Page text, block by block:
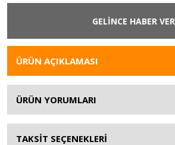
GELİNCE HABER VER
ÜRÜN AÇIKLAMASI
ÜRÜN YORUMLARI
TAKSİT SEÇENEKLERİ